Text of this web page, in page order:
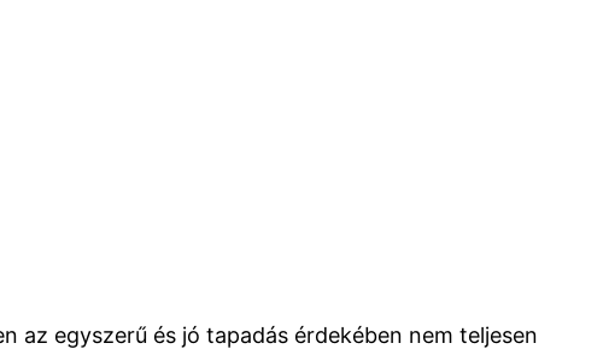
az egyszerű és jó tapadás érdekében nem teljesen